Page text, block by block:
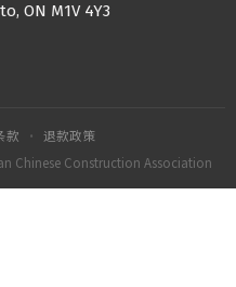
ON M1V 4Y3
款 ·
退款政策
Chinese Construction Association